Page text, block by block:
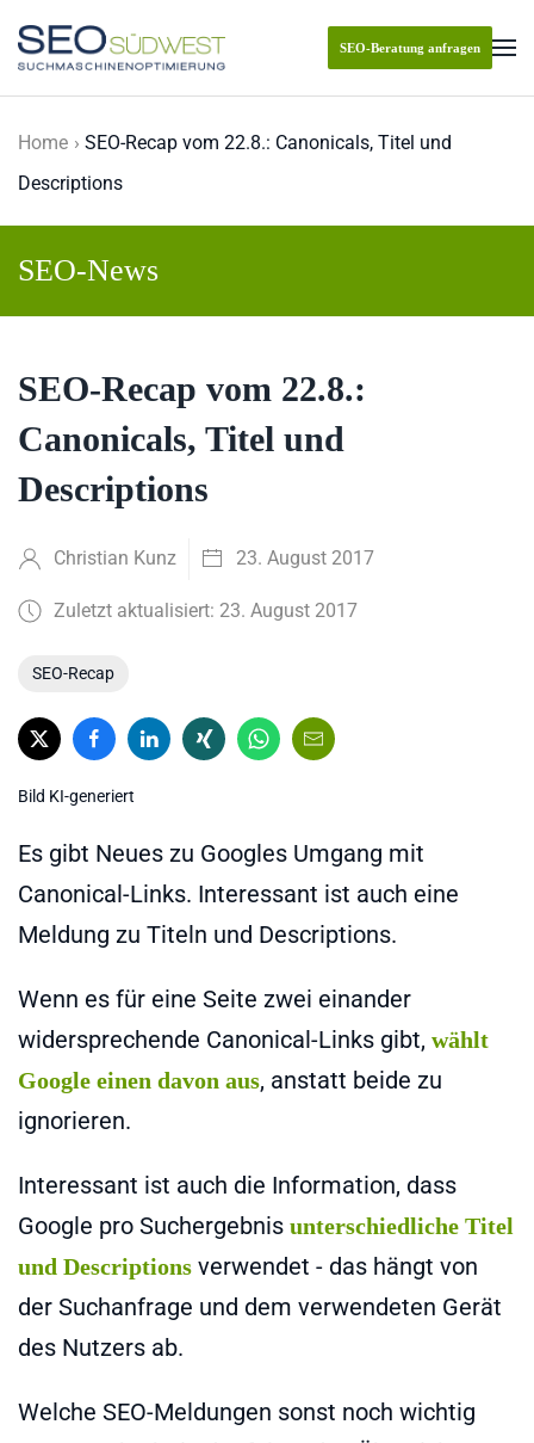
Skip to main content
SEO-Beratung anfragen
Home
SEO-Recap vom 22.8.: Canonicals, Titel und
Descriptions
SEO-News
SEO-Recap vom 22.8.:
Canonicals, Titel und
Descriptions
Christian Kunz 23. August 2017
Zuletzt aktualisiert: 23. August 2017
SEO-Recap
Bild KI-generiert
Es gibt Neues zu Googles Umgang mit
Canonical-Links. Interessant ist auch eine
Meldung zu Titeln und Descriptions.
Wenn es für eine Seite zwei einander
widersprechende Canonical-Links gibt, wählt
Google einen davon aus, anstatt beide zu
ignorieren.
Interessant ist auch die Information, dass
Google pro Suchergebnis unterschiedliche Titel
und Descriptions verwendet - das hängt von
der Suchanfrage und dem verwendeten Gerät
des Nutzers ab.
Welche SEO-Meldungen sonst noch wichtig